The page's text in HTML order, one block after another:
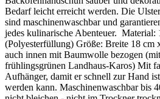
Bedarf leicht erreicht werden. Die
sind maschinenwaschbar und
jedes kulinarische Abenteuer.
(Polyesterfüllung) Größe: Breite 18 cm
auch innen mit Baumwolle bezogen
frühlingsgrünen Landhaus-Karos) Mit
Aufhänger, damit er schnell zur Hand
werden kann. Maschinenwaschbar bis